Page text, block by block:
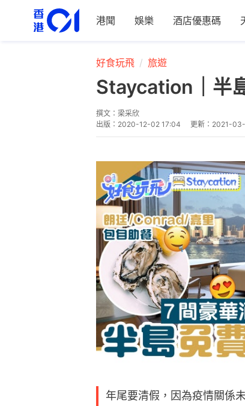
港聞 娛樂 酒店優惠碼
好食玩飛 旅遊
Staycation｜半
撰文： 梁采欣
出版： 2020-12-02 17:04 更新： 2021-
年尾要清假，因為疫情關係